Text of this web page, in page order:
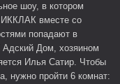
шоу, в котором
вместе со
попадают в
Дом, хозяином
Илья Сатир. Чтобы
нужно пройти 6 комнат: